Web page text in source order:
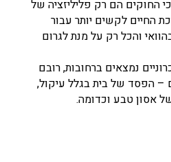
החוקים הם רק פליליזציה של
החיים לקשים יותר עבור
והכל רק על מנת לגרום
נמצאים ברחובות, רובם
הפסד של בית בגלל עיקול,
אסון טבע וכדומה.